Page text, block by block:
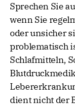
Sprechen Sie
wenn Sie
oder unsicher
problematisch
Schlafmitteln,
dient nicht der